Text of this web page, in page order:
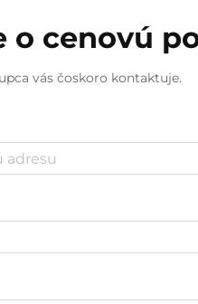
o cenovú
vás čoskoro kontaktuje.